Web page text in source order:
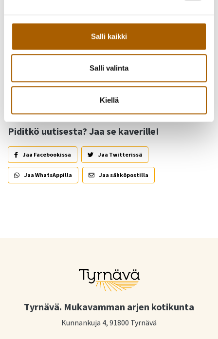
Salli kaikki
Salli valinta
Kiellä
Takaisin
Matkailu
Piditkö uutisesta? Jaa se kaverille!
Jaa Facebookissa Jaa Twitterissä
Jaa WhatsAppilla Jaa sähköpostilla
Tyrnävä. Mukavamman arjen kotikunta
Kunnankuja 4, 91800 Tyrnävä